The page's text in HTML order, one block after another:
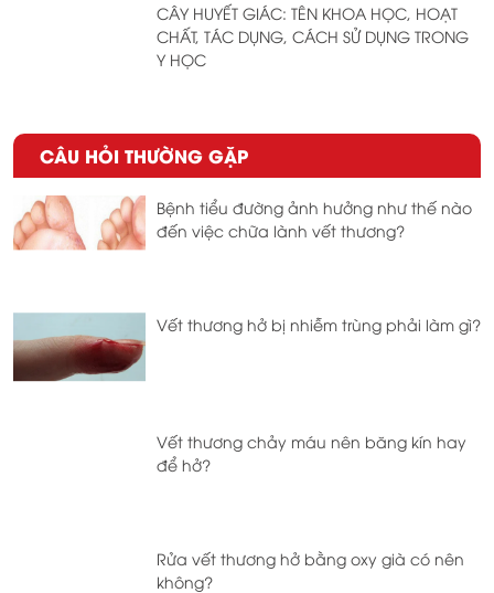
CÂY HUYẾT GIÁC: TÊN KHOA HỌC, HOẠT
CHẤT, TÁC DỤNG, CÁCH SỬ DỤNG TRONG
Y HỌC
CÂU HỎI THƯỜNG GẶP
Bệnh tiểu đường ảnh hưởng như thế nào
đến việc chữa lành vết thương?
Vết thương hở bị nhiễm trùng phải làm gì?
Vết thương chảy máu nên băng kín hay
để hở?
Rửa vết thương hở bằng oxy già có nên
không?